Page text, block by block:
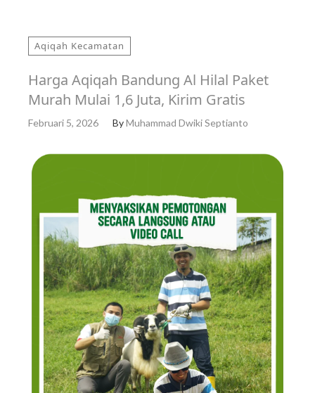
Aqiqah Kecamatan
Harga Aqiqah Bandung Al Hilal Paket
Murah Mulai 1,6 Juta, Kirim Gratis
Februari 5, 2026 ByMuhammad Dwiki Septianto